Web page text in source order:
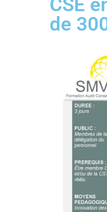
CSE
de